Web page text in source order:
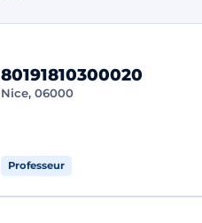
80191810300020
Nice, 06000
Professeur